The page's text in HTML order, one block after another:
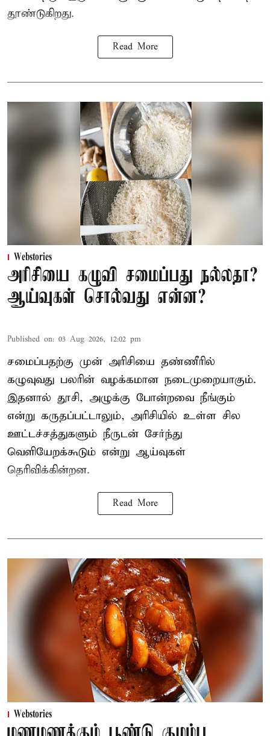
தூண்டுகிறது.
Read More
Webstories
அரிசியை கழுவி சமைப்பது நல்லதா?
ஆய்வுகள் சொல்வது என்ன?
Published on: 03 Aug 2026, 12:02 pm
சமைப்பதற்கு முன் அரிசியை தண்ணீரில்
கழுவுவது பலரின் வழக்கமான நடைமுறையாகும்.
இதனால் தூசி, அழுக்கு போன்றவை நீங்கும்
என்று கருதப்பட்டாலும், அரிசியில் உள்ள சில
ஊட்டச்சத்துகளும் நீருடன் சேர்ந்து
வெளியேறக்கூடும் என்று ஆய்வுகள்
தெரிவிக்கின்றன.
Read More
Webstories